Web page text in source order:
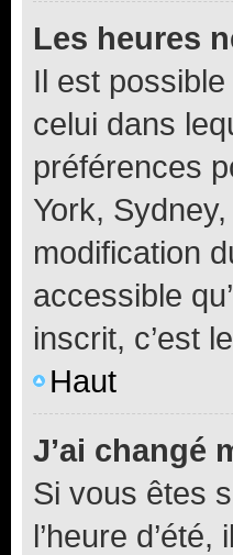
Les heures
Il est
celui dans
préférences
York,
modification
accessible
inscrit, c’est
Haut
J’ai changé
Si vous êtes
l’heure